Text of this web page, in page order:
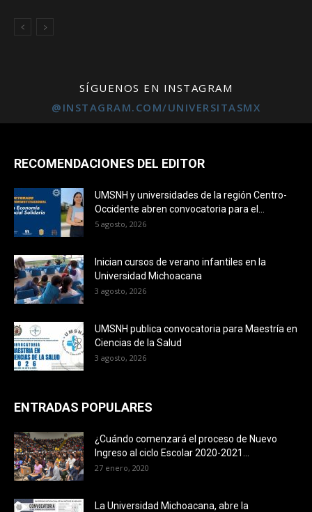
SÍGUENOS EN INSTAGRAM
@INSTAGRAM.COM/UNIVERSITASMX
RECOMENDACIONES DEL EDITOR
UMSNH y universidades de la región Centro-
Occidente abren convocatoria para el...
5 agosto, 2026
Inician cursos de verano infantiles en la
Universidad Michoacana
3 agosto, 2026
UMSNH publica convocatoria para Maestría en
Ciencias de la Salud
3 agosto, 2026
ENTRADAS POPULARES
¿Cuándo comenzará el proceso de Nuevo
Ingreso al ciclo Escolar 2020-2021...
27 enero, 2020
La Universidad Michoacana, abre la